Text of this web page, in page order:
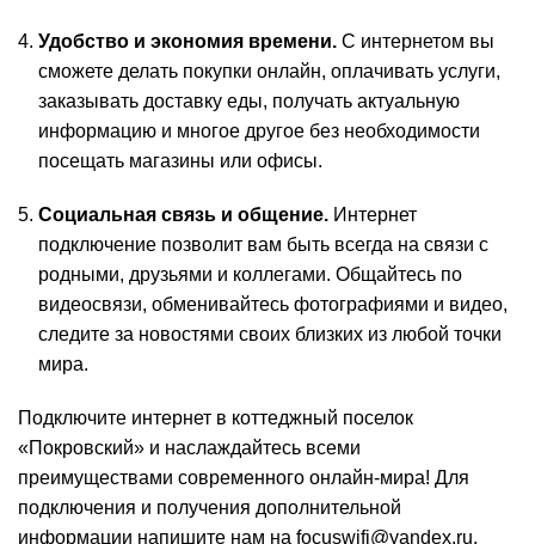
Удобство и экономия времени. С интернетом вы
сможете делать покупки онлайн, оплачивать услуги,
заказывать доставку еды, получать актуальную
информацию и многое другое без необходимости
посещать магазины или офисы.
Социальная связь и общение. Интернет
подключение позволит вам быть всегда на связи с
родными, друзьями и коллегами. Общайтесь по
видеосвязи, обменивайтесь фотографиями и видео,
следите за новостями своих близких из любой точки
мира.
Подключите интернет в коттеджный поселок
«Покровский» и наслаждайтесь всеми
преимуществами современного онлайн-мира! Для
подключения и получения дополнительной
информации напишите нам на focuswifi@yandex.ru.